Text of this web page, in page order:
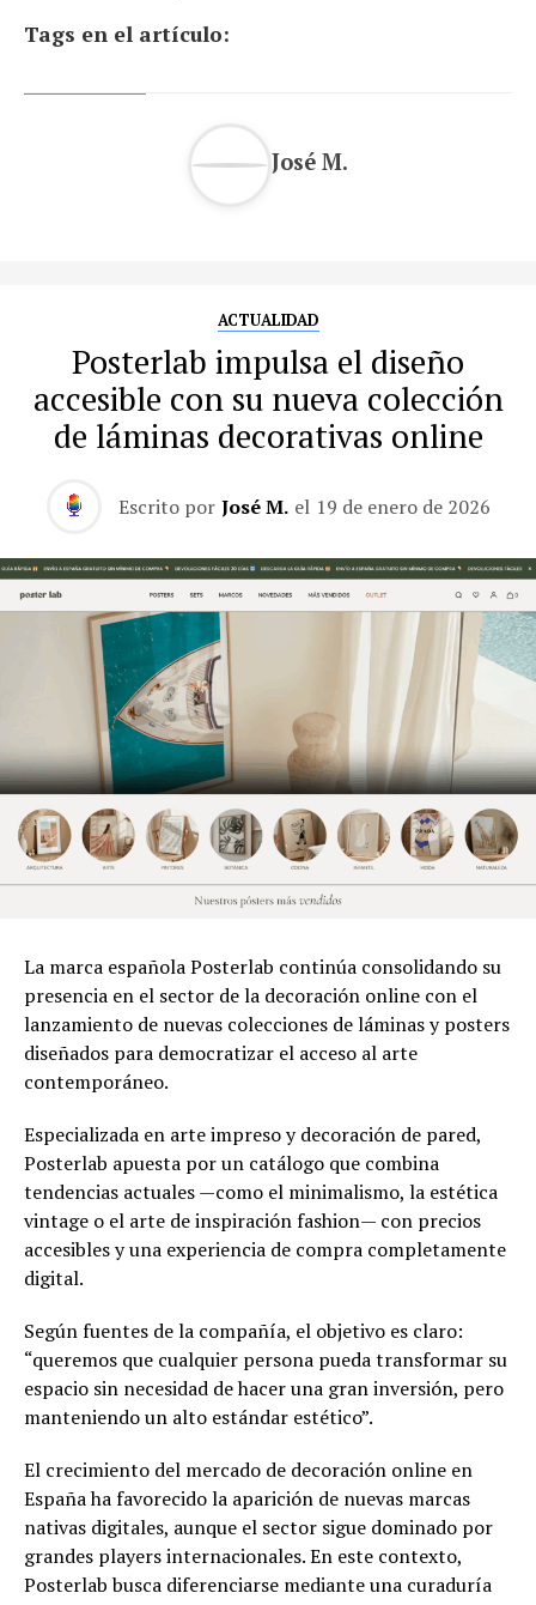
Tags en el artículo:
José M.
ACTUALIDAD
Posterlab impulsa el diseño
accesible con su nueva colección
de láminas decorativas online
Escrito por José M. el 19 de enero de 2026
La marca española Posterlab continúa consolidando su
presencia en el sector de la decoración online con el
lanzamiento de nuevas colecciones de láminas y posters
diseñados para democratizar el acceso al arte
contemporáneo.
Especializada en arte impreso y decoración de pared,
Posterlab apuesta por un catálogo que combina
tendencias actuales —como el minimalismo, la estética
vintage o el arte de inspiración fashion— con precios
accesibles y una experiencia de compra completamente
digital.
Según fuentes de la compañía, el objetivo es claro:
“queremos que cualquier persona pueda transformar su
espacio sin necesidad de hacer una gran inversión, pero
manteniendo un alto estándar estético”.
El crecimiento del mercado de decoración online en
España ha favorecido la aparición de nuevas marcas
nativas digitales, aunque el sector sigue dominado por
grandes players internacionales. En este contexto,
Posterlab busca diferenciarse mediante una curaduría